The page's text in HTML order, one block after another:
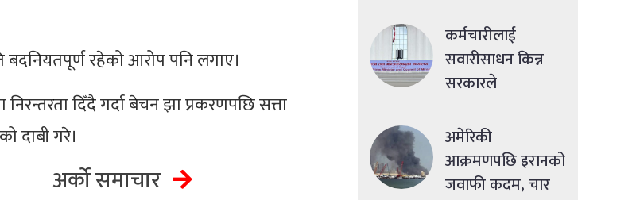
रहेको आरोप पनि लगाए।
दिँदै गर्दा बेचन झा प्रकरणपछि सत्ता
दाबी गरे।
अर्को समाचार
कर्मचारीलाई
सवारीसाधन किन्न
सरकारले
दिने
अमेरिकी
आक्रमणपछि इरानको
जवाफी कदम, चार